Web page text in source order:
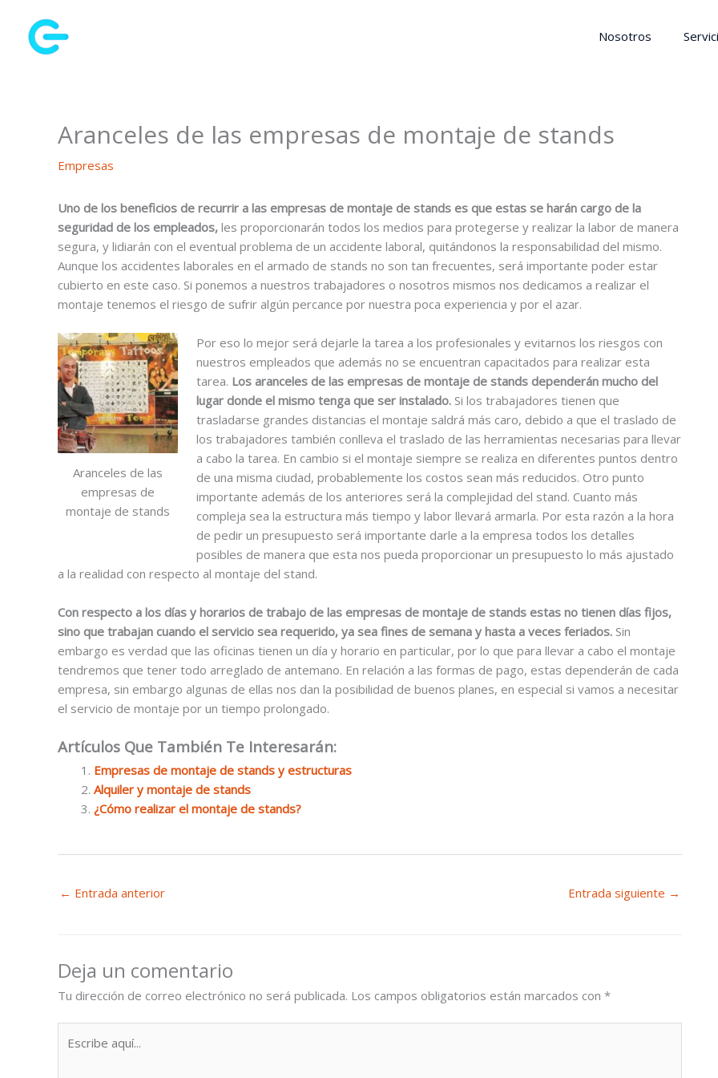
contenido
Nosotros
Aranceles de las empresas de montaje de stands
Empresas
Uno de los beneficios de recurrir a las empresas de montaje de stands es que estas se harán cargo de la
seguridad de los empleados, les proporcionarán todos los medios para protegerse y realizar la labor de manera
segura, y lidiarán con el eventual problema de un accidente laboral, quitándonos la responsabilidad del mismo.
Aunque los accidentes laborales en el armado de stands no son tan frecuentes, será importante poder estar
cubierto en este caso. Si ponemos a nuestros trabajadores o nosotros mismos nos dedicamos a realizar el
montaje tenemos el riesgo de sufrir algún percance por nuestra poca experiencia y por el azar.
Aranceles de las
empresas de
montaje de stands
Por eso lo mejor será dejarle la tarea a los profesionales y evitarnos los riesgos con
nuestros empleados que además no se encuentran capacitados para realizar esta
tarea. Los aranceles de las empresas de montaje de stands dependerán mucho del
lugar donde el mismo tenga que ser instalado.Si los trabajadores tienen que
trasladarse grandes distancias el montaje saldrá más caro, debido a que el traslado de
los trabajadores también conlleva el traslado de las herramientas necesarias para llevar
a cabo la tarea. En cambio si el montaje siempre se realiza en diferentes puntos dentro
de una misma ciudad, probablemente los costos sean más reducidos. Otro punto
importante además de los anteriores será la complejidad del stand. Cuanto más
compleja sea la estructura más tiempo y labor llevará armarla. Por esta razón a la hora
de pedir un presupuesto será importante darle a la empresa todos los detalles
posibles de manera que esta nos pueda proporcionar un presupuesto lo más ajustado
a la realidad con respecto al montaje del stand.
Con respecto a los días y horarios de trabajo de las empresas de montaje de stands estas no tienen días fijos,
sino que trabajan cuando el servicio sea requerido, ya sea fines de semana y hasta a veces feriados. Sin
embargo es verdad que las oficinas tienen un día y horario en particular, por lo que para llevar a cabo el montaje
tendremos que tener todo arreglado de antemano. En relación a las formas de pago, estas dependerán de cada
empresa, sin embargo algunas de ellas nos dan la posibilidad de buenos planes, en especial si vamos a necesitar
el servicio de montaje por un tiempo prolongado.
Artículos Que También Te Interesarán:
Empresas de montaje de stands y estructuras
Alquiler y montaje de stands
¿Cómo realizar el montaje de stands?
← Entrada anterior Entrada siguiente →
Deja un comentario
Tu dirección de correo electrónico no será publicada. Los campos obligatorios están marcados con *
aquí...